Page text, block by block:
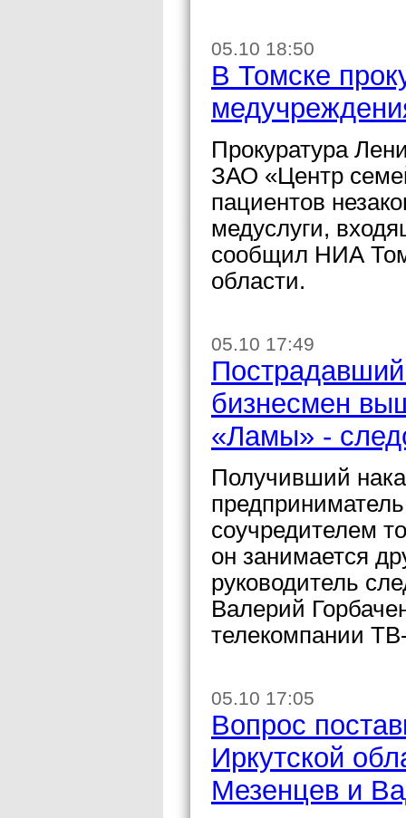
05.10 18:50
В Томске
Прокуратура
ЗАО «Центр
пациентов
медуслуги,
сообщил НИА
области.
05.10 17:49
бизнесмен
«Ламы» -
Получивший
соучредителем
он занимается
руководитель
Валерий
телекомпании
05.10 17:05
Вопрос
Иркутской
Мезенцев и